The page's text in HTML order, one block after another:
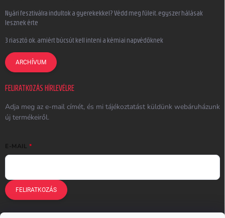
Nyári fesztiválra indultok a gyerekekkel? Védd meg füleit, egyszer hálásak
lesznek érte
3 riasztó ok, amiért búcsút kell inteni a kémiai napvédőknek
ARCHÍVUM
FELIRATKOZÁS HÍRLEVÉLRE
Adja meg az e-mail címét, és mi tájékoztatást küldünk webáruházunk
új termékeiről.
E-MAIL
FELIRATKOZÁS